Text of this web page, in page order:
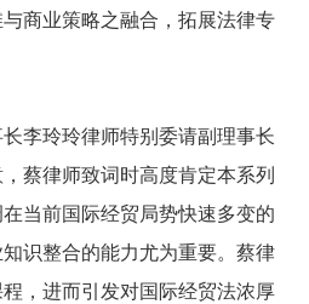
商业策略之融合，拓展法律专
李玲玲律师特别委请副理事长
蔡律师致词时高度肯定本系列
当前国际经贸局势快速多变的
识整合的能力尤为重要。蔡律
，进而引发对国际经贸法浓厚